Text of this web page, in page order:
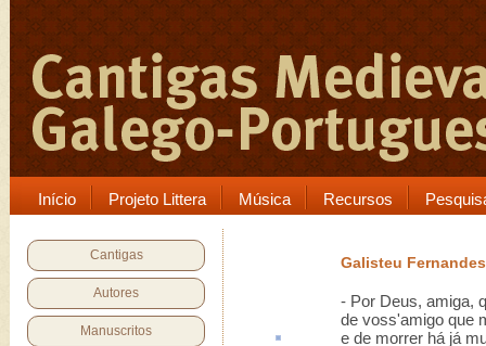
Início Projeto Littera Música Recursos
Cantigas
Autores
Manuscritos
Galisteu Fernandes
- Por Deus, amiga,
de voss'amigo que
e de morrer há já